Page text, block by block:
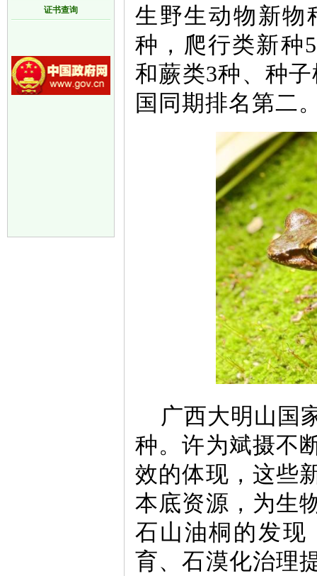
证书查询
生野生动物新物
种，爬行类新种
和蕨类3种、种
国同期排名第二
广西大明山国
种。许为斌摄不
效的体现，这些
本底资源，为生
石山油桐的发现
育、石漠化治理